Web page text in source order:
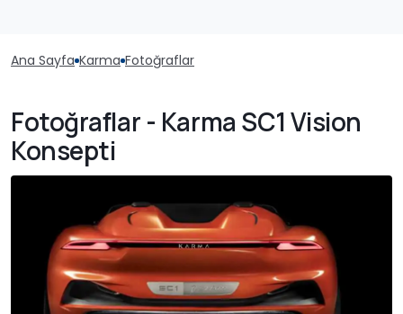
Ana Sayfa Karma Fotoğraflar
Fotoğraflar - Karma SC1 Vision
Konsepti